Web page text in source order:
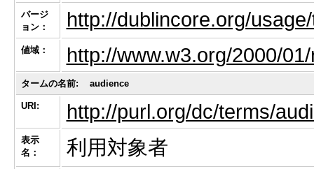
バージ
ョン：
http://dublincore.org/
値域： http://www.w3.org/2000/
タームの名前: audience
URI: http://purl.org/dc/terms/
表示
名：
利用対象者